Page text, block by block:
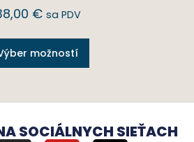
€ sa PDV
možností
SOCIÁLNYCH SIEŤACH